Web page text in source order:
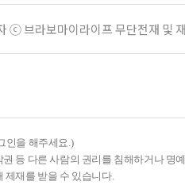
ⓒ 브라보마이라이프 무단전재 및